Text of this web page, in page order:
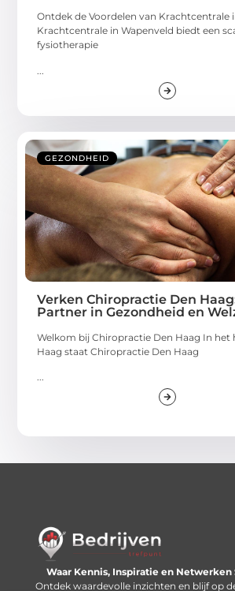
Ontdek de Voordelen van Krachtcentrale
Krachtcentrale in Wapenveld biedt een
fysiotherapie
GEZONDHEID
Verken Chiropractie Den
Partner in Gezondheid en
Welkom bij Chiropractie Den Haag In het
Haag staat Chiropractie Den Haag
Waar Kennis, Inspiratie en
Ontdek waardevolle inzichten en blijf op